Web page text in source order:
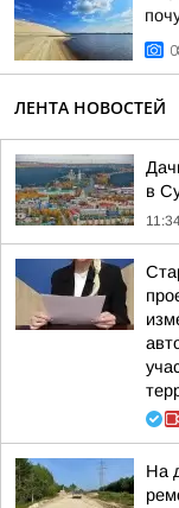
ЛЕНТА НОВОСТЕЙ
в
На